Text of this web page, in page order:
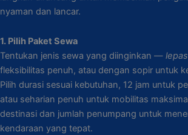
nyaman dan lancar.
1. Pilih Paket Sewa
Tentukan jenis sewa yang diinginkan —
fleksibilitas penuh, atau dengan sopir untuk
Pilih durasi sesuai kebutuhan, 12 jam untuk
atau seharian penuh untuk mobilitas
destinasi dan jumlah penumpang untuk
kendaraan yang tepat.